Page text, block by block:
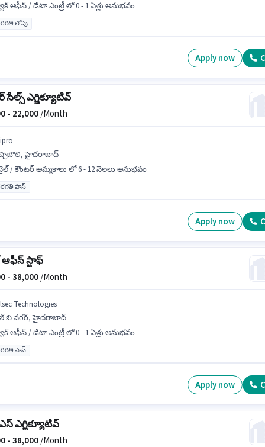
ఆఫీస్ / డేటా ఎంట్రీ లో 0 - 1 ఏళ్లు అనుభవం
లోపు
Apply now
సేల్స్ ఎగ్జిక్యూటివ్
- 22,000/Month
హైదరాబాద్
/ కౌంటర్ అమ్మకాలు లో 6 - 12 నెలలు అనుభవం
పాస్
Apply now
స్టాఫ్
-38,000/Month
Technologies
బి నగర్, హైదరాబాద్
ఆఫీస్ / డేటా ఎంట్రీ లో 0 - 1 ఏళ్లు అనుభవం
పాస్
Apply now
ఎగ్జిక్యూటివ్
-38,000/Month